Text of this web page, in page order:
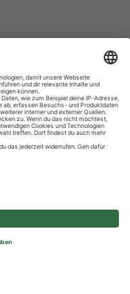
reserved